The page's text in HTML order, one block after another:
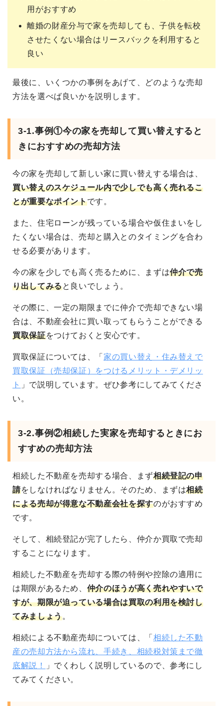
用がおすすめ
離婚の財産分与で家を売却しても、子供を転校
させたくない場合はリースバックを利用すると
良い
最後に、いくつかの事例をあげて、どのような売却
方法を選べば良いかを説明します。
3-1.事例①今の家を売却して買い替えすると
きにおすすめの売却方法
今の家を売却して新しい家に買い替えする場合は、
買い替えのスケジュール内で少しでも高く売れるこ
とが重要なポイントです。
また、住宅ローンが残っている場合や仮住まいをし
たくない場合は、売却と購入とのタイミングを合わ
せる必要があります。
今の家を少しでも高く売るために、まずは仲介で売
り出してみると良いでしょう。
その際に、一定の期限までに仲介で売却できない場
合は、不動産会社に買い取ってもらうことができる
買取保証をつけておくと安心です。
買取保証については、「 家の買い替え・住み替えで
買取保証（売却保証）をつけるメリット・デメリッ
ト 」で説明しています。ぜひ参考にしてみてくださ
い。
3-2.事例②相続した実家を売却するときにお
すすめの売却方法
相続した不動産を売却する場合、まず相続登記の申
請をしなければなりません。そのため、まずは相続
による売却が得意な不動産会社を探すのがおすすめ
です。
そして、相続登記が完了したら、仲介か買取で売却
することになります。
相続した不動産を売却する際の特例や控除の適用に
は期限があるため、 仲介のほうが高く売れやすいで
すが、期限が迫っている場合は買取の利用を検討し
てみましょう。
相続による不動産売却については、「 相続した不動
産の売却方法から流れ、手続き、相続税対策まで徹
底解説！
」でくわしく説明しているので、参考にし
てみてください。